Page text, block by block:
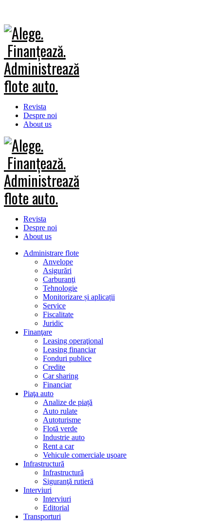
Revista
Despre noi
About us
Revista
Despre noi
About us
Administrare flote
Anvelope
Asigurări
Carburanţi
Tehnologie
Monitorizare și aplicații
Service
Fiscalitate
Juridic
Finanţare
Leasing operaţional
Leasing financiar
Fonduri publice
Credite
Car sharing
Financiar
Piaţa auto
Analize de piață
Auto rulate
Autoturisme
Flotă verde
Industrie auto
Rent a car
Vehicule comerciale uşoare
Infrastructură
Infrastructură
Siguranţă rutieră
Interviuri
Interviuri
Editorial
Transporturi